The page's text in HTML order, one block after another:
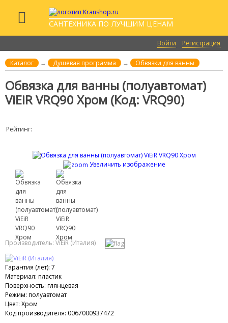
САНТЕХНИКА ПО ЛУЧШИМ ЦЕНАМ
Войти Регистрация
Каталог → Душевая программа → Обвязки для ванны
Обвязка для ванны (полуавтомат)
ViEiR VRQ90 Хром (Код: VRQ90)
Рейтинг:
Увеличить изображение
Производитель: ViEiR (Италия)
Гарантия (лет): 7
Материал: пластик
Поверхность: глянцевая
Режим: полуавтомат
Цвет: Хром
Код производителя: 0067000937472